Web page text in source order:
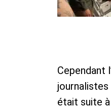
Cependant
journalistes
était suite